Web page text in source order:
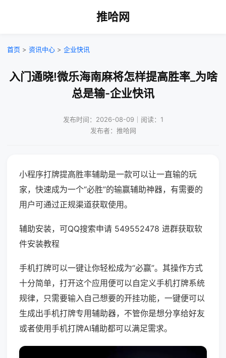
推哈网
首页 > 资讯中心 > 企业快讯
入门通晓!微乐海南麻将怎样提高胜率_为啥
总是输-企业快讯
发布时间：2026-08-09｜阅读：1
发布者：推哈网
小程序打牌提高胜率辅助是一款可以让一直输的玩
家，快速成为一个“必胜”的输赢辅助神器，有需要的
用户可通过正规渠道获取使用。
辅助安装，可QQ搜索申请 549552478 进群获取软
件安装教程
手机打牌可以一键让你轻松成为“必赢”。其操作方式
十分简单，打开这个应用便可以自定义手机打牌系统
规律，只需要输入自己想要的开挂功能，一键便可以
生成出手机打牌专用辅助器，不管你是想分享给好友
或者使用手机打牌AI辅助都可以满足需求。